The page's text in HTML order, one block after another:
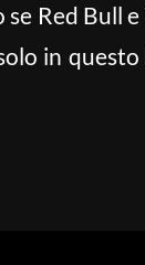
se Red
in